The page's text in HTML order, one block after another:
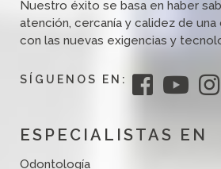
Nuestro éxito se basa en haber
atención, cercanía y calidez de una
con las nuevas exigencias y
SÍGUENOS EN:
ESPECIALISTAS EN
Odontología